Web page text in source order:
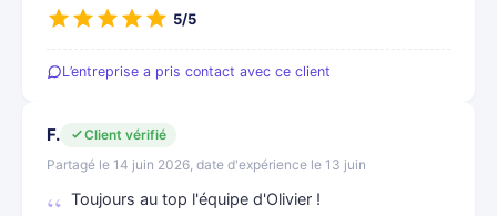
5/5
L’entreprise a pris contact avec ce client
F.
Client vérifié
Partagé le 14 juin 2026, date d'expérience le 13 juin
Toujours au top l'équipe d'Olivier !